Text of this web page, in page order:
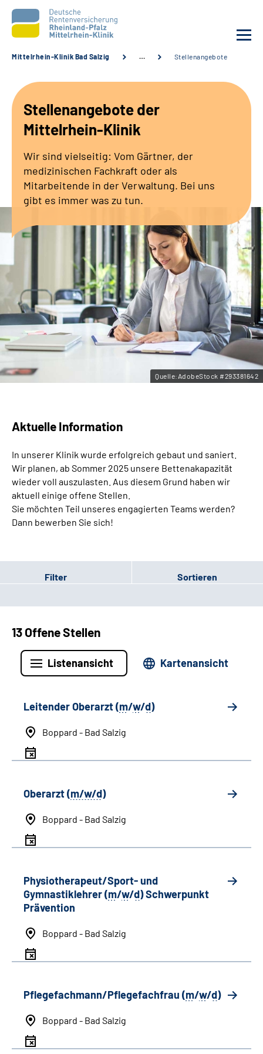
Unsere Angebote
Karriere
Zuweisende &
Leichte Sprache
Gebärdensprache
Mittelrhein-Klinik Bad Salzig … Stellenangebote
Stellenangebote der
Mittelrhein-Klinik
Wir sind vielseitig: Vom Gärtner, der
medizinischen Fachkraft oder als
Mitarbeitende in der Verwaltung. Bei uns
gibt es immer was zu tun.
Quelle:AdobeStock #293381642
Aktuelle Information
In unserer Klinik wurde erfolgreich gebaut und saniert.
Wir planen, ab Sommer 2025 unsere Bettenakapazität
wieder voll auszulasten. Aus diesem Grund haben wir
aktuell einige offene Stellen.
Sie möchten Teil unseres engagierten Teams werden?
Dann bewerben Sie sich!
Filter Sortieren
13 Offene Stellen
Listenansicht Kartenansicht
Leitender Oberarzt (m/w/d)
Boppard - Bad Salzig
Oberarzt (m/w/d)
Boppard - Bad Salzig
Physiotherapeut/Sport- und
Gymnastiklehrer (m/w/d) Schwerpunkt
Prävention
Boppard - Bad Salzig
Pflegefachmann/Pflegefachfrau (m/w/d)
Boppard - Bad Salzig